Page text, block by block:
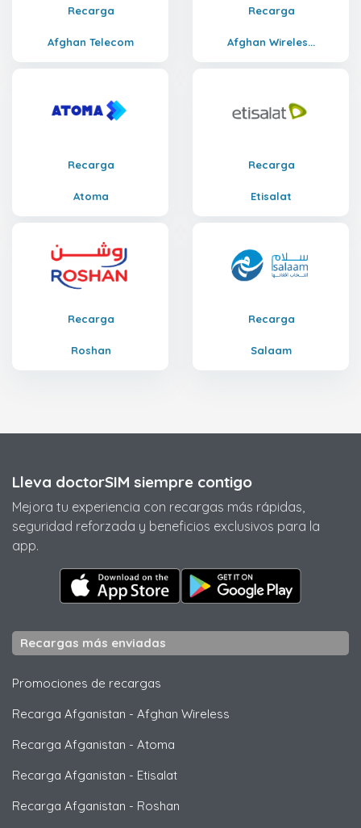
Recarga
Afghan Telecom
Recarga
Afghan Wireles...
Recarga
Atoma
Recarga
Etisalat
Recarga
Roshan
Recarga
Salaam
Lleva doctorSIM siempre contigo
Mejora tu experiencia con recargas más rápidas,
seguridad reforzada y beneficios exclusivos para la
app.
Recargas más enviadas
Promociones de recargas
Recarga Afganistan - Afghan Wireless
Recarga Afganistan - Atoma
Recarga Afganistan - Etisalat
Recarga Afganistan - Roshan